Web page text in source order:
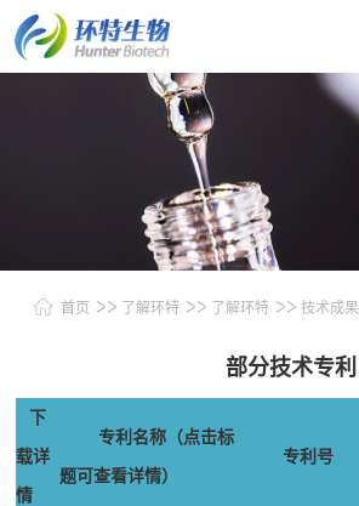
首页 >> 了解环特 >> 了解环特 >> 技术成果
部分技术专利
下
载详
情
专利名称（点击标
题可查看详情）
专利号